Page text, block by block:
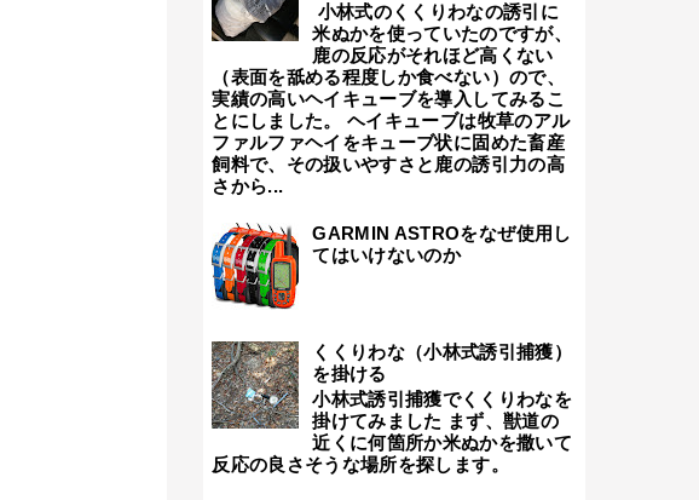
小林式のくくりわなの誘引に
米ぬかを使っていたのですが、
鹿の反応がそれほど高くない
（表面を舐める程度しか食べない）ので、
実績の高いヘイキューブを導入してみるこ
とにしました。 ヘイキューブは牧草のアル
ファルファヘイをキューブ状に固めた畜産
飼料で、その扱いやすさと鹿の誘引力の高
さから...
GARMIN ASTROをなぜ使用し
てはいけないのか
くくりわな（小林式誘引捕獲）
を掛ける
小林式誘引捕獲でくくりわなを
掛けてみました まず、獣道の
近くに何箇所か米ぬかを撒いて
反応の良さそうな場所を探します。